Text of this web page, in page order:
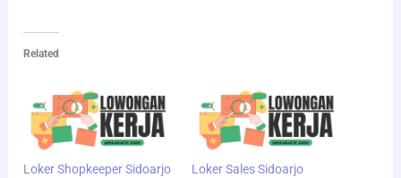
Related
Loker Shopkeeper Sidoarjo
Loker Sales Sidoarjo